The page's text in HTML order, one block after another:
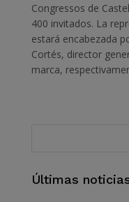
Congressos de
400 invitados. La
estará encabezada
Cortés, director
marca,
Últimas